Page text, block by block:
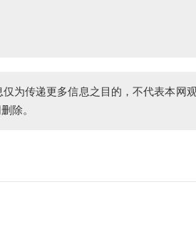
为传递更多信息之目的，不代表本网
除。